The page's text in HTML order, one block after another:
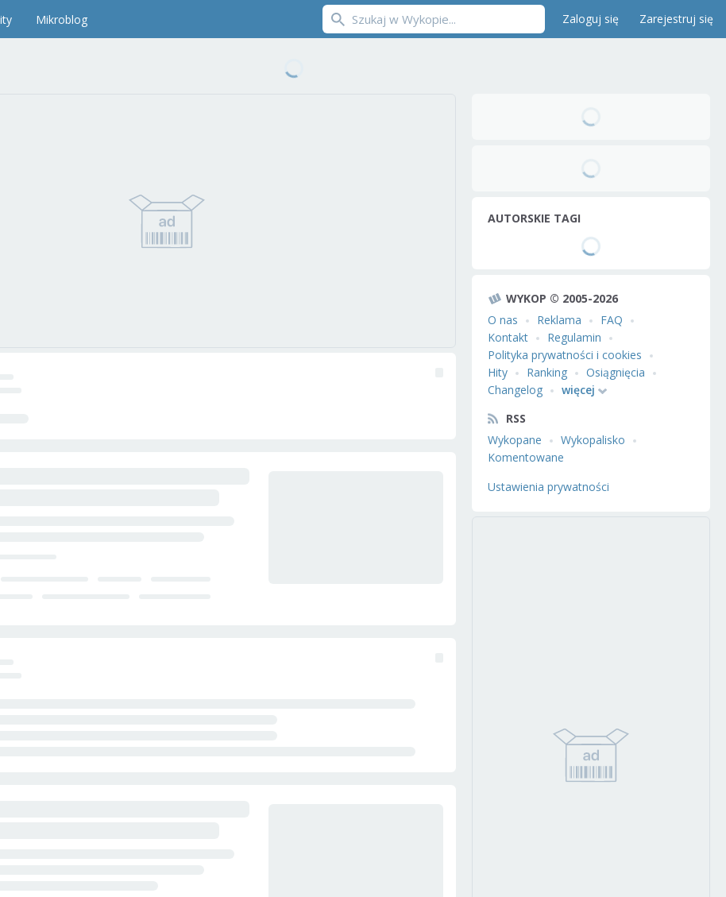
Mikroblog Zaloguj się Zarejestruj się
AUTORSKIE TAGI
WYKOP © 2005-2026
O nas
Reklama
FAQ
Kontakt
Regulamin
Polityka prywatności i cookies
Hity
Ranking
Osiągnięcia
Changelog
więcej
RSS
Wykopane
Wykopalisko
Komentowane
Ustawienia prywatności